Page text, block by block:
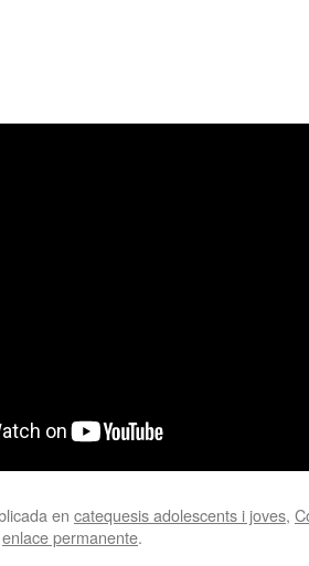
en catequesis adolescents i joves,
enlace permanente.